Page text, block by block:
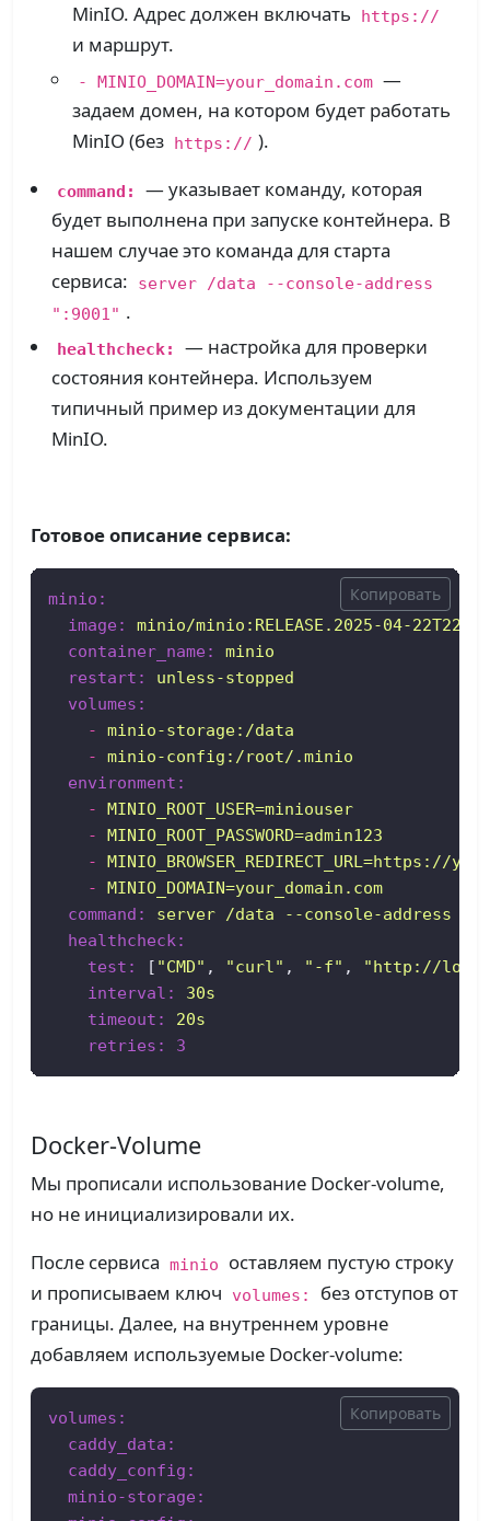
MinIO. Адрес должен включать
https://
и маршрут.
- MINIO_DOMAIN=your_domain.com —
задаем домен, на котором будет работать
MinIO (без https:// ).
command:
— указывает команду, которая
будет выполнена при запуске контейнера. В
нашем случае это команда для старта
сервиса:
server /data --console-address
":9001" .
healthcheck:
— настройка для проверки
состояния контейнера. Используем
типичный пример из документации для
MinIO.
Готовое описание сервиса:
minio:
image:
minio/minio:RELEASE.2025-04-22T22-
container_name:
minio
restart:
unless-stopped
volumes:
-
minio-storage:/data
-
minio-config:/root/.minio
environment:
-
MINIO_ROOT_USER=miniouser
-
MINIO_ROOT_PASSWORD=admin123
-
MINIO_BROWSER_REDIRECT_URL=https://
-
MINIO_DOMAIN=your_domain.com
command:
server /data --console-address
healthcheck:
test:
[ "CMD" , "curl" , "-f" ,
"http://
interval:
30s
timeout:
20s
retries:
3
Копировать
Docker-Volume
Мы прописали использование Docker-volume,
но не инициализировали их.
После сервиса minio
оставляем пустую строку
и прописываем ключ
volumes:
без отступов от
границы. Далее, на внутреннем уровне
добавляем используемые Docker-volume:
volumes:
caddy_data:
caddy_config:
minio-storage:
Копировать